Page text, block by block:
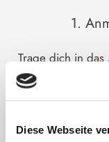
Diese Webseite
1.
Trage dich in das
dich für den
anschließend
Adresse